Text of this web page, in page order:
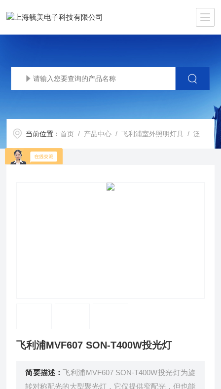
当前位置：首页 / 产品中心 /飞利浦室外照明灯具 /泛光灯 /
飞利浦MVF607 SON-T400W投光灯
简要描述：飞利浦MVF607 SON-T400W投光灯为旋
转对称配光的大型聚光灯，它仅提供窄配光，但也能